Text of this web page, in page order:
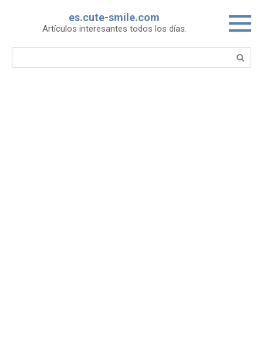
es.cute-smile.com
Artículos interesantes todos los días.
Search: